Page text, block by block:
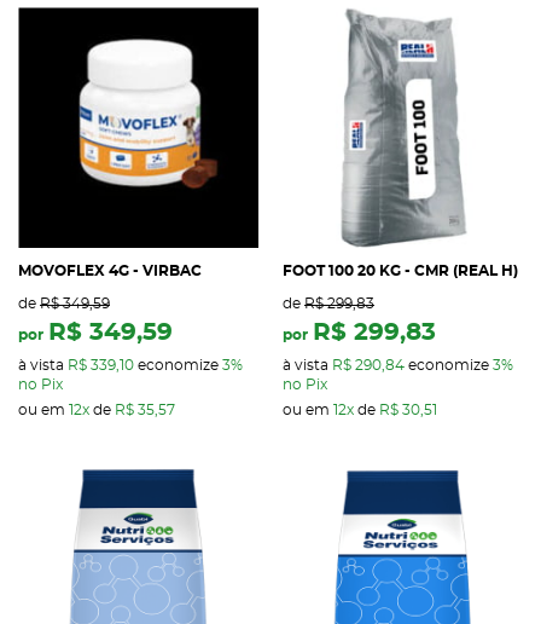
MOVOFLEX 4G - VIRBAC
de R$ 349,59
por R$ 349,59
à vista R$ 339,10 economize 3%
no Pix
ou em 12x de R$ 35,57
FOOT 100 20 KG - CMR (REAL H)
de R$ 299,83
por R$ 299,83
à vista R$ 290,84 economize 3%
no Pix
ou em 12x de R$ 30,51